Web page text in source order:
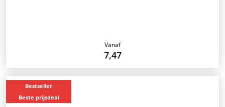
Vanaf
7,47
Bestseller
Beste prijsdeal